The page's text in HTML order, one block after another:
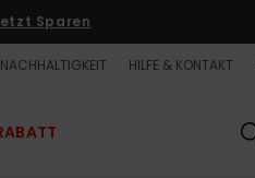
Sparen
NACHHALTIGKEIT HILFE & KONTAKT